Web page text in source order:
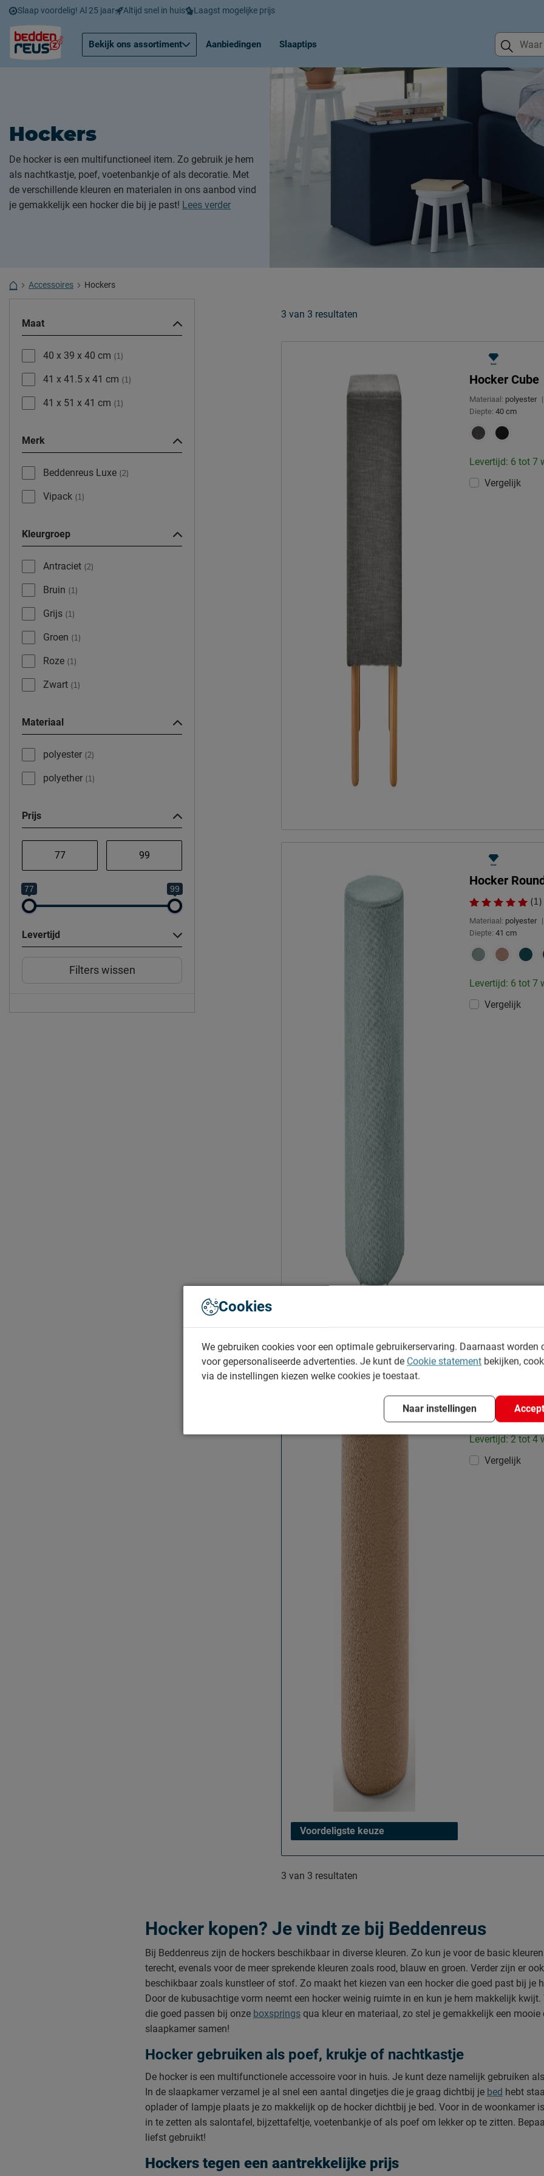
Slaap voordelig! Al 25 jaar Altijd snel in huis Laagst mogelijke prijs
Bekijk ons assortiment Aanbiedingen Slaaptips
Hockers
De hocker is een multifunctioneel item. Zo gebruik je hem
als nachtkastje, poef, voetenbankje of als decoratie. Met
de verschillende kleuren en materialen in ons aanbod vind
je gemakkelijk een hocker die bij je past! Lees verder
Accessoires Hockers
Maat
40 x 39 x 40 cm (1)
41 x 41.5 x 41 cm (1)
41 x 51 x 41 cm (1)
Merk
Beddenreus Luxe (2)
Vipack (1)
Kleurgroep
Antraciet (2)
Bruin (1)
Grijs (1)
Groen (1)
Roze (1)
Zwart (1)
Materiaal
polyester (2)
polyether (1)
Prijs
77 99
Levertijd
Filters wissen
3 van 3 resultaten
Hocker Cube
Materiaal: polyester |
Diepte: 40 cm
Levertijd: 6 tot 7
Vergelijk
Hocker
(1)
Materiaal: polyester |
Diepte: 41 cm
Levertijd: 6 tot 7
Vergelijk
Voordeligste keuze
Materiaal:
Diepte:
41 cm
Levertijd: 2 tot 4
Vergelijk
3 van 3 resultaten
Hocker kopen? Je vindt ze bij Beddenreus
Bij Beddenreus zijn de hockers beschikbaar in diverse kleuren. Zo kun je voor de basic
terecht, evenals voor de meer sprekende kleuren zoals rood, blauw en groen. Verder zijn er
beschikbaar zoals kunstleer of stof. Zo maakt het kiezen van een hocker die goed past bij je
Door de kubusachtige vorm neemt een hocker weinig ruimte in en kun je hem makkelijk
die goed passen bij onze boxsprings qua kleur en materiaal, zo stel je gemakkelijk een
slaapkamer samen!
Hocker gebruiken als poef, krukje of nachtkastje
De hocker is een multifunctionele accessoire voor in huis. Je kunt deze namelijk gebruiken
In de slaapkamer verzamel je al snel een aantal dingetjes die je graag dichtbij je bed hebt
oplader of lampje plaats je zo makkelijk op de hocker dichtbij je bed. Voor in de woonkamer
in te zetten als salontafel, bijzettafeltje, voetenbankje of als poef om lekker op te zitten.
liefst gebruikt!
Hockers tegen een aantrekkelijke prijs
Cookies
We gebruiken cookies voor een optimale gebruikerservaring. Daarnaast worden
voor gepersonaliseerde advertenties. Je kunt de Cookie statement bekijken,
via de instellingen kiezen welke cookies je toestaat.
Naar instellingen